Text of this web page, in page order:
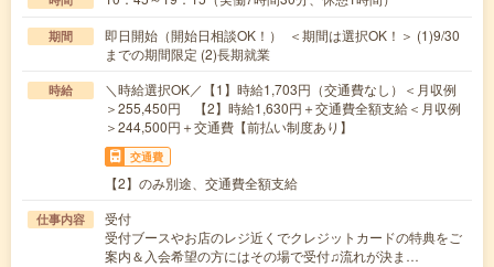
期間
即日開始（開始日相談OK！） ＜期間は選択OK！＞ (1)9/30
までの期間限定 (2)長期就業
時給
＼時給選択OK／【1】時給1,703円（交通費なし）＜月収例
＞255,450円 【2】時給1,630円＋交通費全額支給＜月収例
＞244,500円＋交通費【前払い制度あり】
交通費
【2】のみ別途、交通費全額支給
仕事内容
受付
受付ブースやお店のレジ近くでクレジットカードの特典をご
案内＆入会希望の方にはその場で受付♫流れが決ま…